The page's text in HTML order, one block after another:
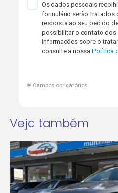
Os dados pessoais
formulário serão tratados
resposta ao seu pedido
possibilitar o contato dos
informações sobre o
consulte a nossaPolítica
Campos obrigatórios
Veja também